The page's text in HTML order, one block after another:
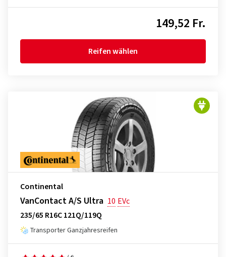
149,52 Fr.
Reifen wählen
Continental
VanContact A/S Ultra 10 EVc
235/65 R16C 121Q/119Q
Transporter Ganzjahresreifen